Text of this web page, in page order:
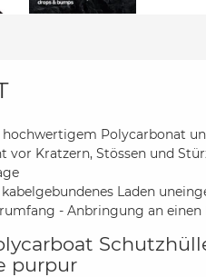
Polycarbonat
vor Kratzern, Stössen und
Laden
- Anbringung an einen
purpur